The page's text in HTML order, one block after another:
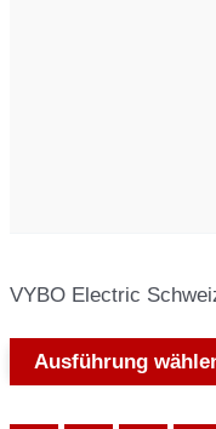
VYBO Electric
Ausführung